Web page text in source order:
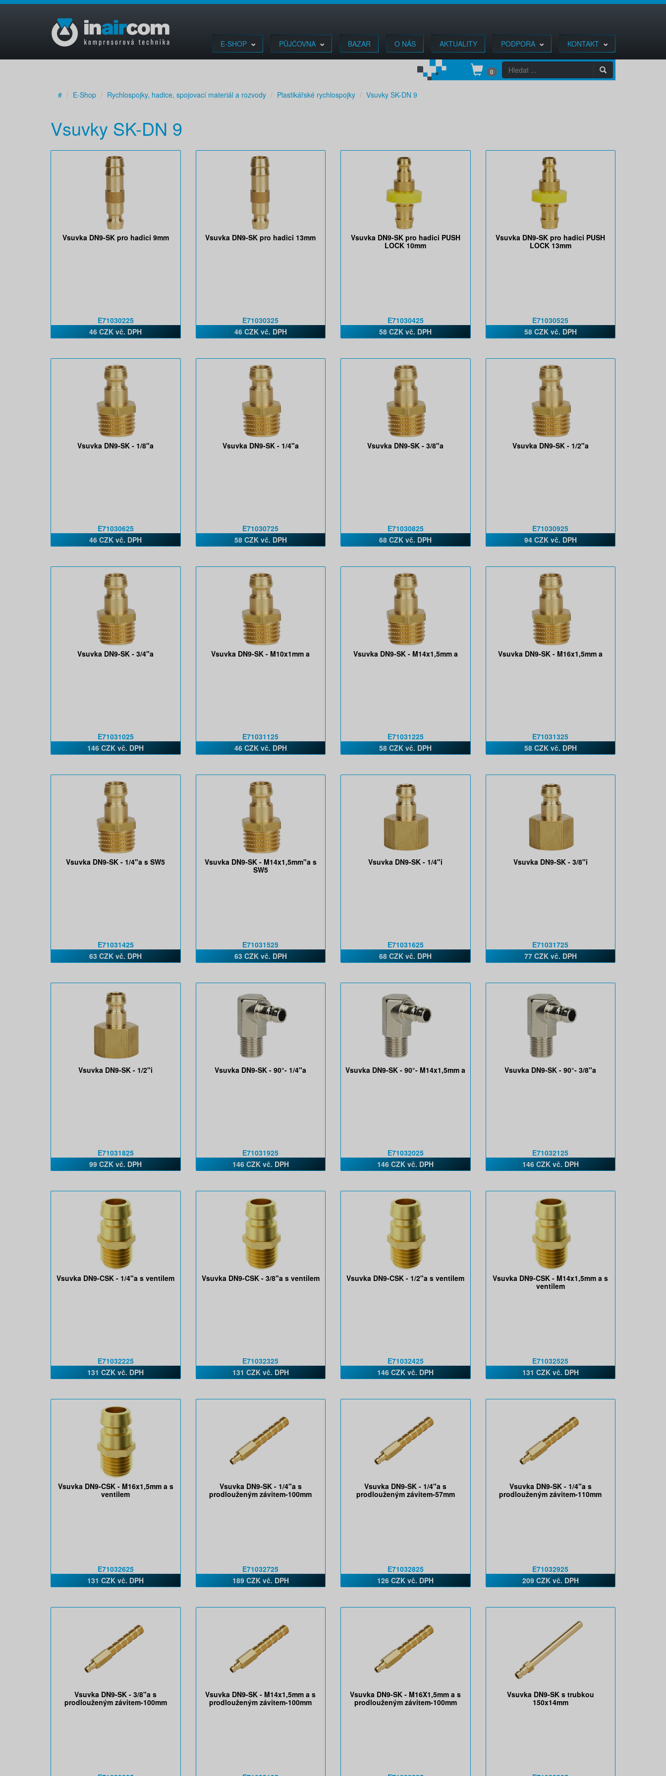
E-SHOP PŮJČOVNA BAZAR O NÁS AKTUALITY PODPORA KONTAKT
0
# E-Shop Rychlospojky, hadice, spojovací materiál a rozvody Plastikářské rychlospojky Vsuvky SK-DN 9
Vsuvky SK-DN 9
Vsuvka DN9-SK pro hadici 9mm
E71030225
46 CZK vč. DPH
Vsuvka DN9-SK pro hadici 13mm
E71030325
46 CZK vč. DPH
Vsuvka DN9-SK pro hadici PUSH
LOCK 10mm
E71030425
58 CZK vč. DPH
Vsuvka DN9-SK pro hadici PUSH
LOCK 13mm
E71030525
58 CZK vč. DPH
Vsuvka DN9-SK - 1/8"a
E71030625
46 CZK vč. DPH
Vsuvka DN9-SK - 1/4"a
E71030725
58 CZK vč. DPH
Vsuvka DN9-SK - 3/8"a
E71030825
68 CZK vč. DPH
Vsuvka DN9-SK - 1/2"a
E71030925
94 CZK vč. DPH
Vsuvka DN9-SK - 3/4"a
E71031025
146 CZK vč. DPH
Vsuvka DN9-SK - M10x1mm a
E71031125
46 CZK vč. DPH
Vsuvka DN9-SK - M14x1,5mm a
E71031225
58 CZK vč. DPH
Vsuvka DN9-SK - M16x1,5mm a
E71031325
58 CZK vč. DPH
Vsuvka DN9-SK - 1/4"a s SW5
E71031425
63 CZK vč. DPH
Vsuvka DN9-SK - M14x1,5mm"a s
SW5
E71031525
63 CZK vč. DPH
Vsuvka DN9-SK - 1/4"i
E71031625
68 CZK vč. DPH
Vsuvka DN9-SK - 3/8"i
E71031725
77 CZK vč. DPH
Vsuvka DN9-SK - 1/2"i
E71031825
99 CZK vč. DPH
Vsuvka DN9-SK - 90°- 1/4"a
E71031925
146 CZK vč. DPH
Vsuvka DN9-SK - 90°- M14x1,5mm a
E71032025
146 CZK vč. DPH
Vsuvka DN9-SK - 90°- 3/8"a
E71032125
146 CZK vč. DPH
Vsuvka DN9-CSK - 1/4"a s ventilem
E71032225
131 CZK vč. DPH
Vsuvka DN9-CSK - 3/8"a s ventilem
E71032325
131 CZK vč. DPH
Vsuvka DN9-CSK - 1/2"a s ventilem
E71032425
146 CZK vč. DPH
Vsuvka DN9-CSK - M14x1,5mm a s
ventilem
E71032525
131 CZK vč. DPH
Vsuvka DN9-CSK - M16x1,5mm a s
ventilem
E71032625
131 CZK vč. DPH
Vsuvka DN9-SK - 1/4"a s
prodlouženým závitem-100mm
E71032725
189 CZK vč. DPH
Vsuvka DN9-SK - 1/4"a s
prodlouženým závitem-57mm
E71032825
126 CZK vč. DPH
Vsuvka DN9-SK - 1/4"a s
prodlouženým závitem-110mm
E71032925
209 CZK vč. DPH
Vsuvka DN9-SK - 3/8"a s
prodlouženým závitem-100mm
Vsuvka DN9-SK - M14x1,5mm a s
prodlouženým závitem-100mm
Vsuvka DN9-SK - M16X1,5mm a s
prodlouženým závitem-100mm
Vsuvka DN9-SK s trubkou
150x14mm